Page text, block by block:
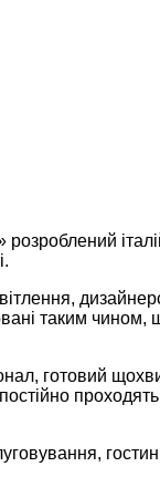
таким чином,
готовий